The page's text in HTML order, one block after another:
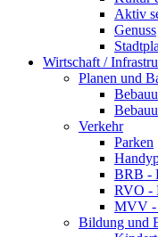
Aktiv
Genuss
Wirtschaft /
Planen und
Verkehr
Parken
BRB -
RVO -
MVV -
Bildung und